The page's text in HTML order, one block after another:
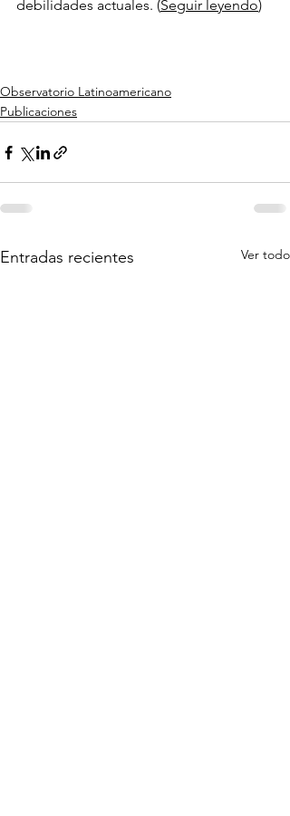
debilidades actuales. (Seguir leyendo)
Observatorio Latinoamericano
Publicaciones
Entradas recientes Ver todo